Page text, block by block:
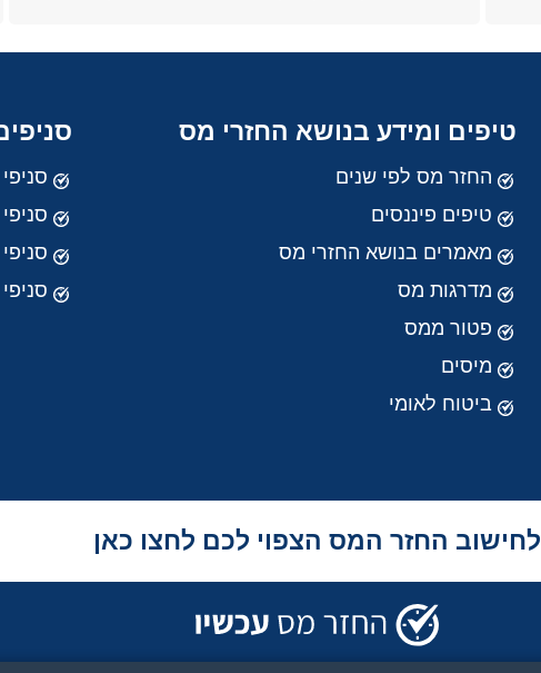
טיפים ומידע בנושא החזרי מס
החזר מס לפי שנים
טיפים פיננסים
מאמרים בנושא החזרי מס
מדרגות מס
פטור ממס
מיסים
ביטוח לאומי
לחישוב החזר המס הצפוי לכם לחצו כאן